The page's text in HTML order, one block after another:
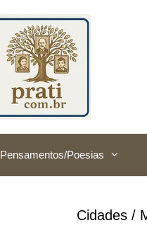
Pensamentos/Poesias
Cidades /